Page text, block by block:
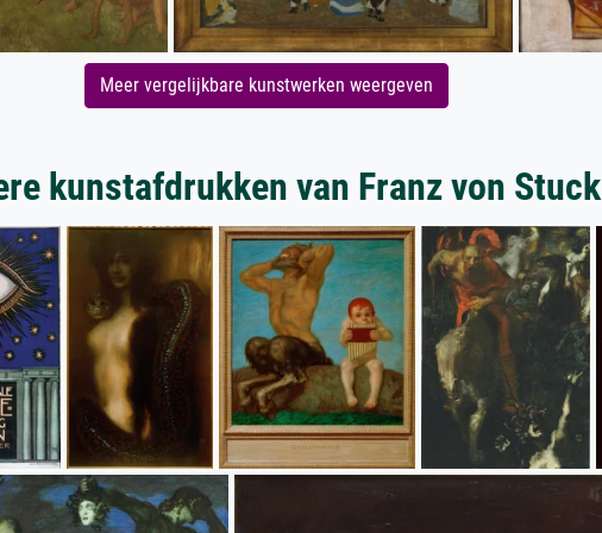
Meer vergelijkbare kunstwerken weergeven
kunstafdrukken van Franz von Stuck